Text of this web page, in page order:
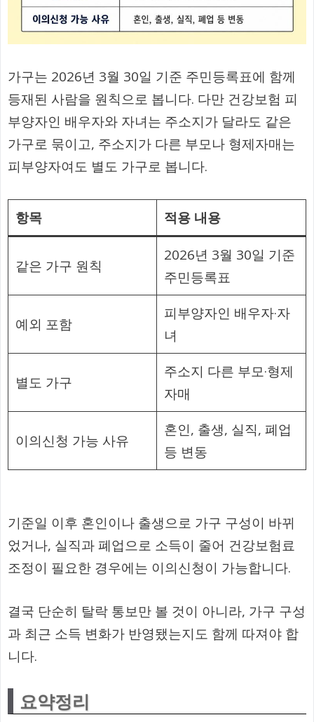
가구는 2026년 3월 30일 기준 주민등록표에 함께
등재된 사람을 원칙으로 봅니다. 다만 건강보험 피
부양자인 배우자와 자녀는 주소지가 달라도 같은
가구로 묶이고, 주소지가 다른 부모나 형제자매는
피부양자여도 별도 가구로 봅니다.
항목 적용 내용
같은 가구 원칙
2026년 3월 30일 기준
주민등록표
예외 포함
피부양자인 배우자·자
녀
별도 가구
주소지 다른 부모·형제
자매
이의신청 가능 사유
혼인, 출생, 실직, 폐업
등 변동
기준일 이후 혼인이나 출생으로 가구 구성이 바뀌
었거나, 실직과 폐업으로 소득이 줄어 건강보험료
조정이 필요한 경우에는 이의신청이 가능합니다.
결국 단순히 탈락 통보만 볼 것이 아니라, 가구 구성
과 최근 소득 변화가 반영됐는지도 함께 따져야 합
니다.
요약정리